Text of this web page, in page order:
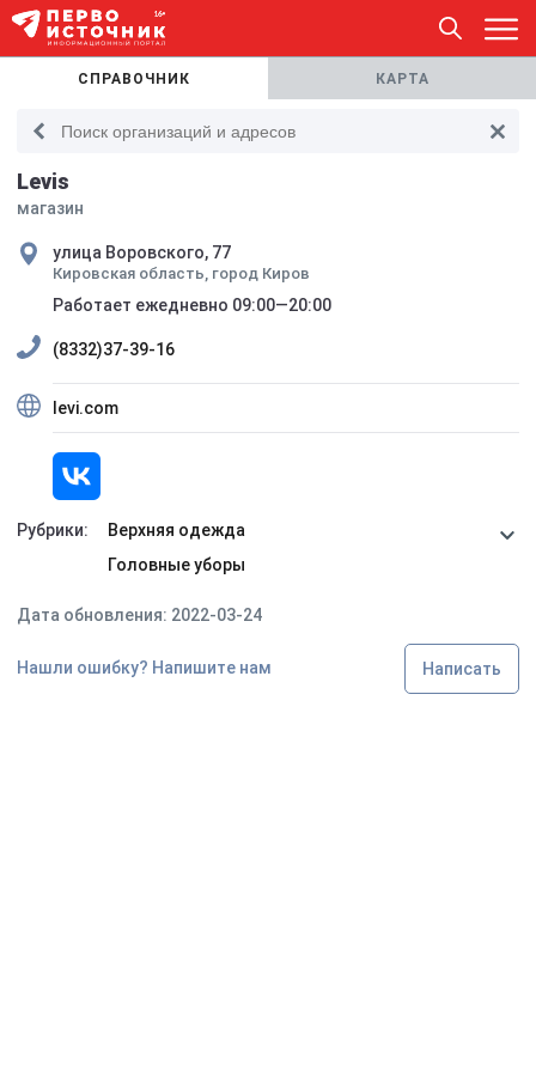
СПРАВОЧНИК КАРТА
Levis
магазин
улица Воровского, 77
Кировская область, город Киров
Работает ежедневно 09:00—20:00
(8332)37-39-16
levi.com
Рубрики:
Верхняя одежда
Головные уборы
Дата обновления: 2022-03-24
Нашли ошибку? Напишите нам Написать